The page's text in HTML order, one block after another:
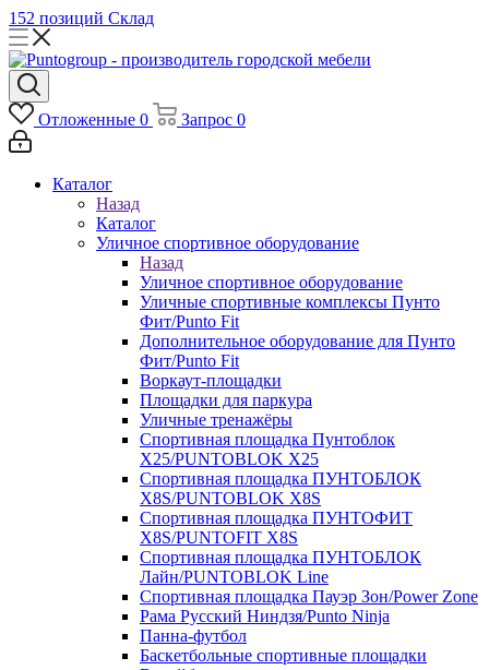
152 позиций Склад
Отложенные 0 Запрос 0
Каталог
Назад
Каталог
Уличное спортивное оборудование
Назад
Уличное спортивное оборудование
Уличные спортивные комплексы Пунто
Фит/Punto Fit
Дополнительное оборудование для Пунто
Фит/Punto Fit
Воркаут-площадки
Площадки для паркура
Уличные тренажёры
Спортивная площадка Пунтоблок
Х25/PUNTOBLOK X25
Спортивная площадка ПУНТОБЛОК
X8S/PUNTOBLOK X8S
Спортивная площадка ПУНТОФИТ
X8S/PUNTOFIT X8S
Спортивная площадка ПУНТОБЛОК
Лайн/PUNTOBLOK Line
Спортивная площадка Пауэр Зон/Power Zone
Рама Русский Ниндзя/Punto Ninja
Панна-футбол
Баскетбольные спортивные площадки